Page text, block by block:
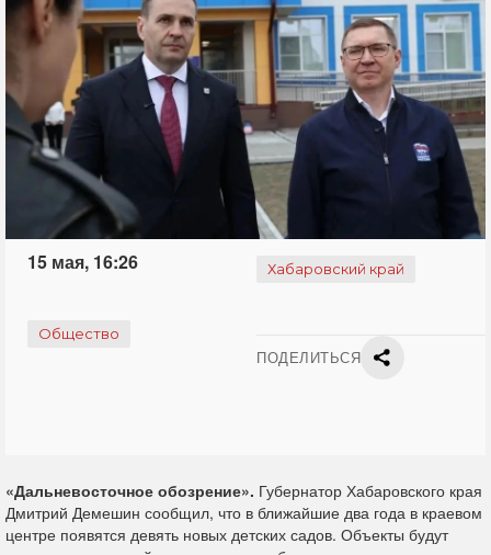
15 мая, 16:26 Хабаровский край
Общество
ПОДЕЛИТЬСЯ
«Дальневосточное обозрение». Губернатор Хабаровского края
Дмитрий Демешин сообщил, что в ближайшие два года в краевом
центре появятся девять новых детских садов. Объекты будут